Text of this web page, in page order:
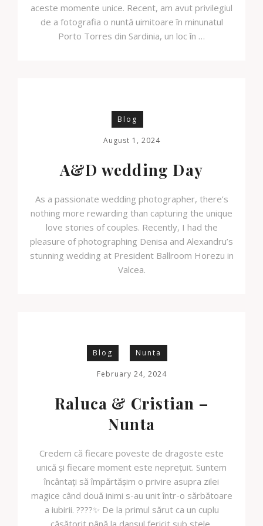
aceste momente unice. Recent, am avut privilegiul
de a fotografia o nuntă uimitoare în minunatul
Porto Torres din Sardinia, un loc în …
Blog
August 1, 2024
A&D wedding Day
As a passionate wedding photographer, there’s
nothing more rewarding than capturing the unique
love stories of couples. Recently, I had the
pleasure of photographing Denisa and Alexandru’s
stunning wedding at President Ballroom Horezu in
Valcea.
Blog Nunta
February 24, 2024
Raluca & Cristian –
Nunta
Credem că fiecare poveste de dragoste este
unică și fiecare moment este neprețuit. Suntem
încântați să împărtășim o privire asupra zilei
magice când două inimi s-au unit într-o sărbătoare
a iubirii. ????✨ De la primul sărut ca un cuplu
căsătorit până la dansul fericit sub stele,